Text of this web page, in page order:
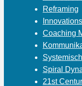
Reframing
Coaching
Spiral
21st